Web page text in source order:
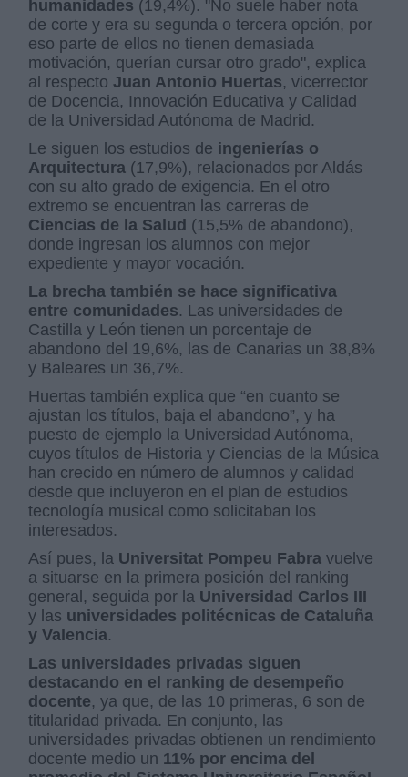
humanidades (19,4%). "No suele haber nota
de corte y era su segunda o tercera opción, por
eso parte de ellos no tienen demasiada
motivación, querían cursar otro grado", explica
al respecto Juan Antonio Huertas, vicerrector
de Docencia, Innovación Educativa y Calidad
de la Universidad Autónoma de Madrid.
Le siguen los estudios de ingenierías o
Arquitectura (17,9%), relacionados por Aldás
con su alto grado de exigencia. En el otro
extremo se encuentran las carreras de
Ciencias de la Salud (15,5% de abandono),
donde ingresan los alumnos con mejor
expediente y mayor vocación.
La brecha también se hace significativa
entre comunidades. Las universidades de
Castilla y León tienen un porcentaje de
abandono del 19,6%, las de Canarias un 38,8%
y Baleares un 36,7%.
Huertas también explica que “en cuanto se
ajustan los títulos, baja el abandono”, y ha
puesto de ejemplo la Universidad Autónoma,
cuyos títulos de Historia y Ciencias de la Música
han crecido en número de alumnos y calidad
desde que incluyeron en el plan de estudios
tecnología musical como solicitaban los
interesados.
Así pues, la Universitat Pompeu Fabra vuelve
a situarse en la primera posición del ranking
general, seguida por la Universidad Carlos III
y las universidades politécnicas de Cataluña
y Valencia.
Las universidades privadas siguen
destacando en el ranking de desempeño
docente, ya que, de las 10 primeras, 6 son de
titularidad privada. En conjunto, las
universidades privadas obtienen un rendimiento
docente medio un 11% por encima del